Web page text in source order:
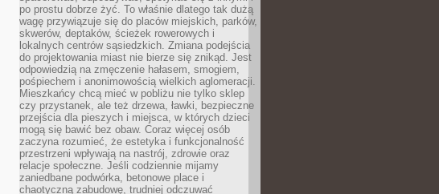
po prostu dobrze żyć. To właśnie dlatego tak dużą
wagę przywiązuje się do placów miejskich, parków,
skwerów, deptaków, ścieżek rowerowych i
lokalnych centrów sąsiedzkich. Zmiana podejścia
do projektowania miast nie bierze się znikąd. Jest
odpowiedzią na zmęczenie hałasem, smogiem,
pośpiechem i anonimowością wielkich aglomeracji.
Mieszkańcy chcą mieć w pobliżu nie tylko sklep
czy przystanek, ale też drzewa, ławki, bezpieczne
przejścia dla pieszych i miejsca, w których dzieci
mogą się bawić bez obaw. Coraz więcej osób
zaczyna rozumieć, że estetyka i funkcjonalność
przestrzeni wpływają na nastrój, zdrowie oraz
relacje społeczne. Jeśli codziennie mijamy
zaniedbane podwórka, betonowe place i
chaotyczną zabudowę, trudniej odczuwać